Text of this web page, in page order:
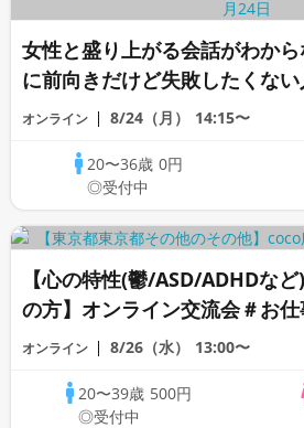
女性と盛り上がる会話がわか
に前向きだけど失敗したくな
ライン恋愛相談室》
オンライン 8/24（月） 14:15〜
20〜36歳0円
◎受付中
【心の特性(鬱/ASD/ADHDな
の方】オンライン交流会＃お仕
編《20代30代限定》
オンライン 8/26（水） 13:00〜
20〜39歳 500円
◎受付中